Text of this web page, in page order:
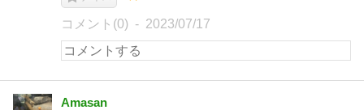
コメント(0) 2023/07/17
Amasan